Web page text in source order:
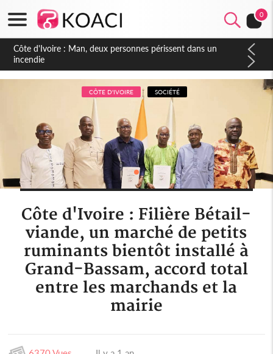
0
Côte d'Ivoire : Séileu, la célébration de la fête nationale
transformée en vaste campagne contre les produits
dépigmentants dangereux
CÔTE D'IVOIRE SOCIÉTÉ
Côte d'Ivoire : Filière Bétail-
viande, un marché de petits
ruminants bientôt installé à
Grand-Bassam, accord total
entre les marchands et la
mairie